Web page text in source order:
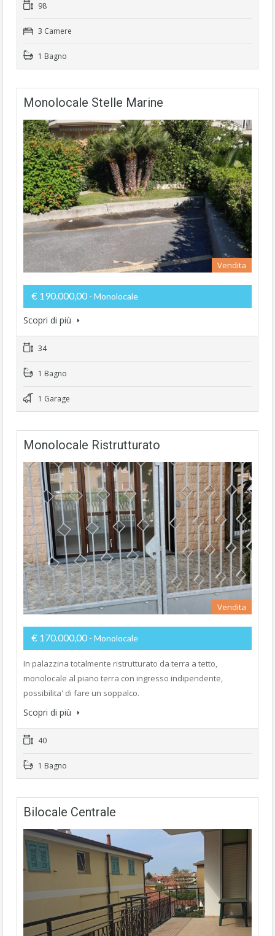
98
3 Camere
1 Bagno
Monolocale Stelle Marine
Vendita
€ 190.000,00 - Monolocale
Scopri di più
34
1 Bagno
1 Garage
Monolocale Ristrutturato
Vendita
€ 170.000,00 - Monolocale
In palazzina totalmente ristrutturato da terra a tetto,
monolocale al piano terra con ingresso indipendente,
possibilita' di fare un soppalco.
Scopri di più
40
1 Bagno
Bilocale Centrale